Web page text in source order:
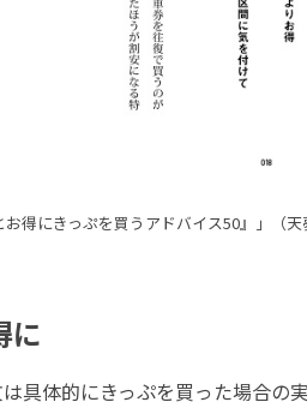
得にきっぷを買うアドバイス50』」（天
に
具体的にきっぷを買った場合の